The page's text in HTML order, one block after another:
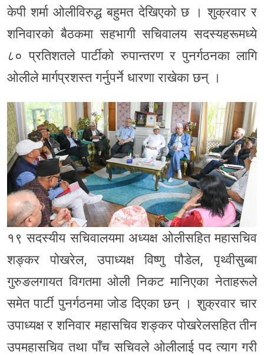
केपी शर्मा ओलीविरुद्ध बहुमत देखिएको छ । शुक्रवार र
शनिवारको बैठकमा सहभागी सचिवालय सदस्यहरूमध्ये
८० प्रतिशतले पार्टीको रुपान्तरण र पुनर्गठनका लागि
ओलीले मार्गप्रशस्त गर्नुपर्ने धारणा राखेका छन् ।
१९ सदस्यीय सचिवालयमा अध्यक्ष ओलीसहित महासचिव
शङ्कर पोखरेल, उपाध्यक्ष विष्णु पौडेल, पृथ्वीसुब्बा
गुरुङलगायत विगतमा ओली निकट मानिएका नेताहरूले
समेत पार्टी पुनर्गठनमा जोड दिएका छन् । शुक्रवार चार
उपाध्यक्ष र शनिवार महासचिव शङ्कर पोखरेलसहित तीन
उपमहासचिव तथा पाँच सचिवले ओलीलाई पद त्याग गरी